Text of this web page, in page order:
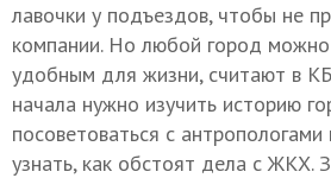
лавочки у подъездов, чтобы не
компании. Но любой город
удобным для жизни, считают в
начала нужно изучить историю
посоветоваться с
узнать, как обстоят дела с ЖКХ.